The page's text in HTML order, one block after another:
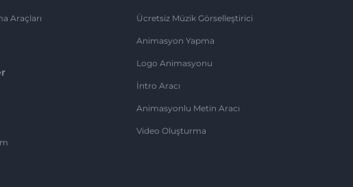
Araçları Ücretsiz Müzik Görselleştirici
Animasyon Yapma
Logo Animasyonu
İntro Aracı
Animasyonlu Metin Aracı
Video Oluşturma